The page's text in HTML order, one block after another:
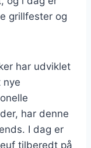
grillfester og
har udviklet
nye
har denne
I dag er
tilberedt på